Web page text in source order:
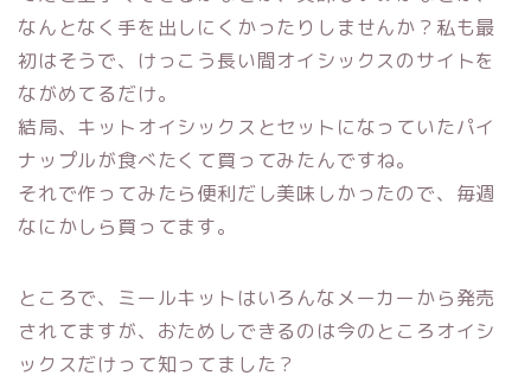
なんとなく手を出しにくかったりしませんか？私も最
初はそうで、けっこう長い間オイシックスのサイトを
ながめてるだけ。
結局、キットオイシックスとセットになっていたパイ
ナップルが食べたくて買ってみたんですね。
それで作ってみたら便利だし美味しかったので、毎週
なにかしら買ってます。
ところで、ミールキットはいろんなメーカーから発売
されてますが、おためしできるのは今のところオイシ
ックスだけって知ってました？